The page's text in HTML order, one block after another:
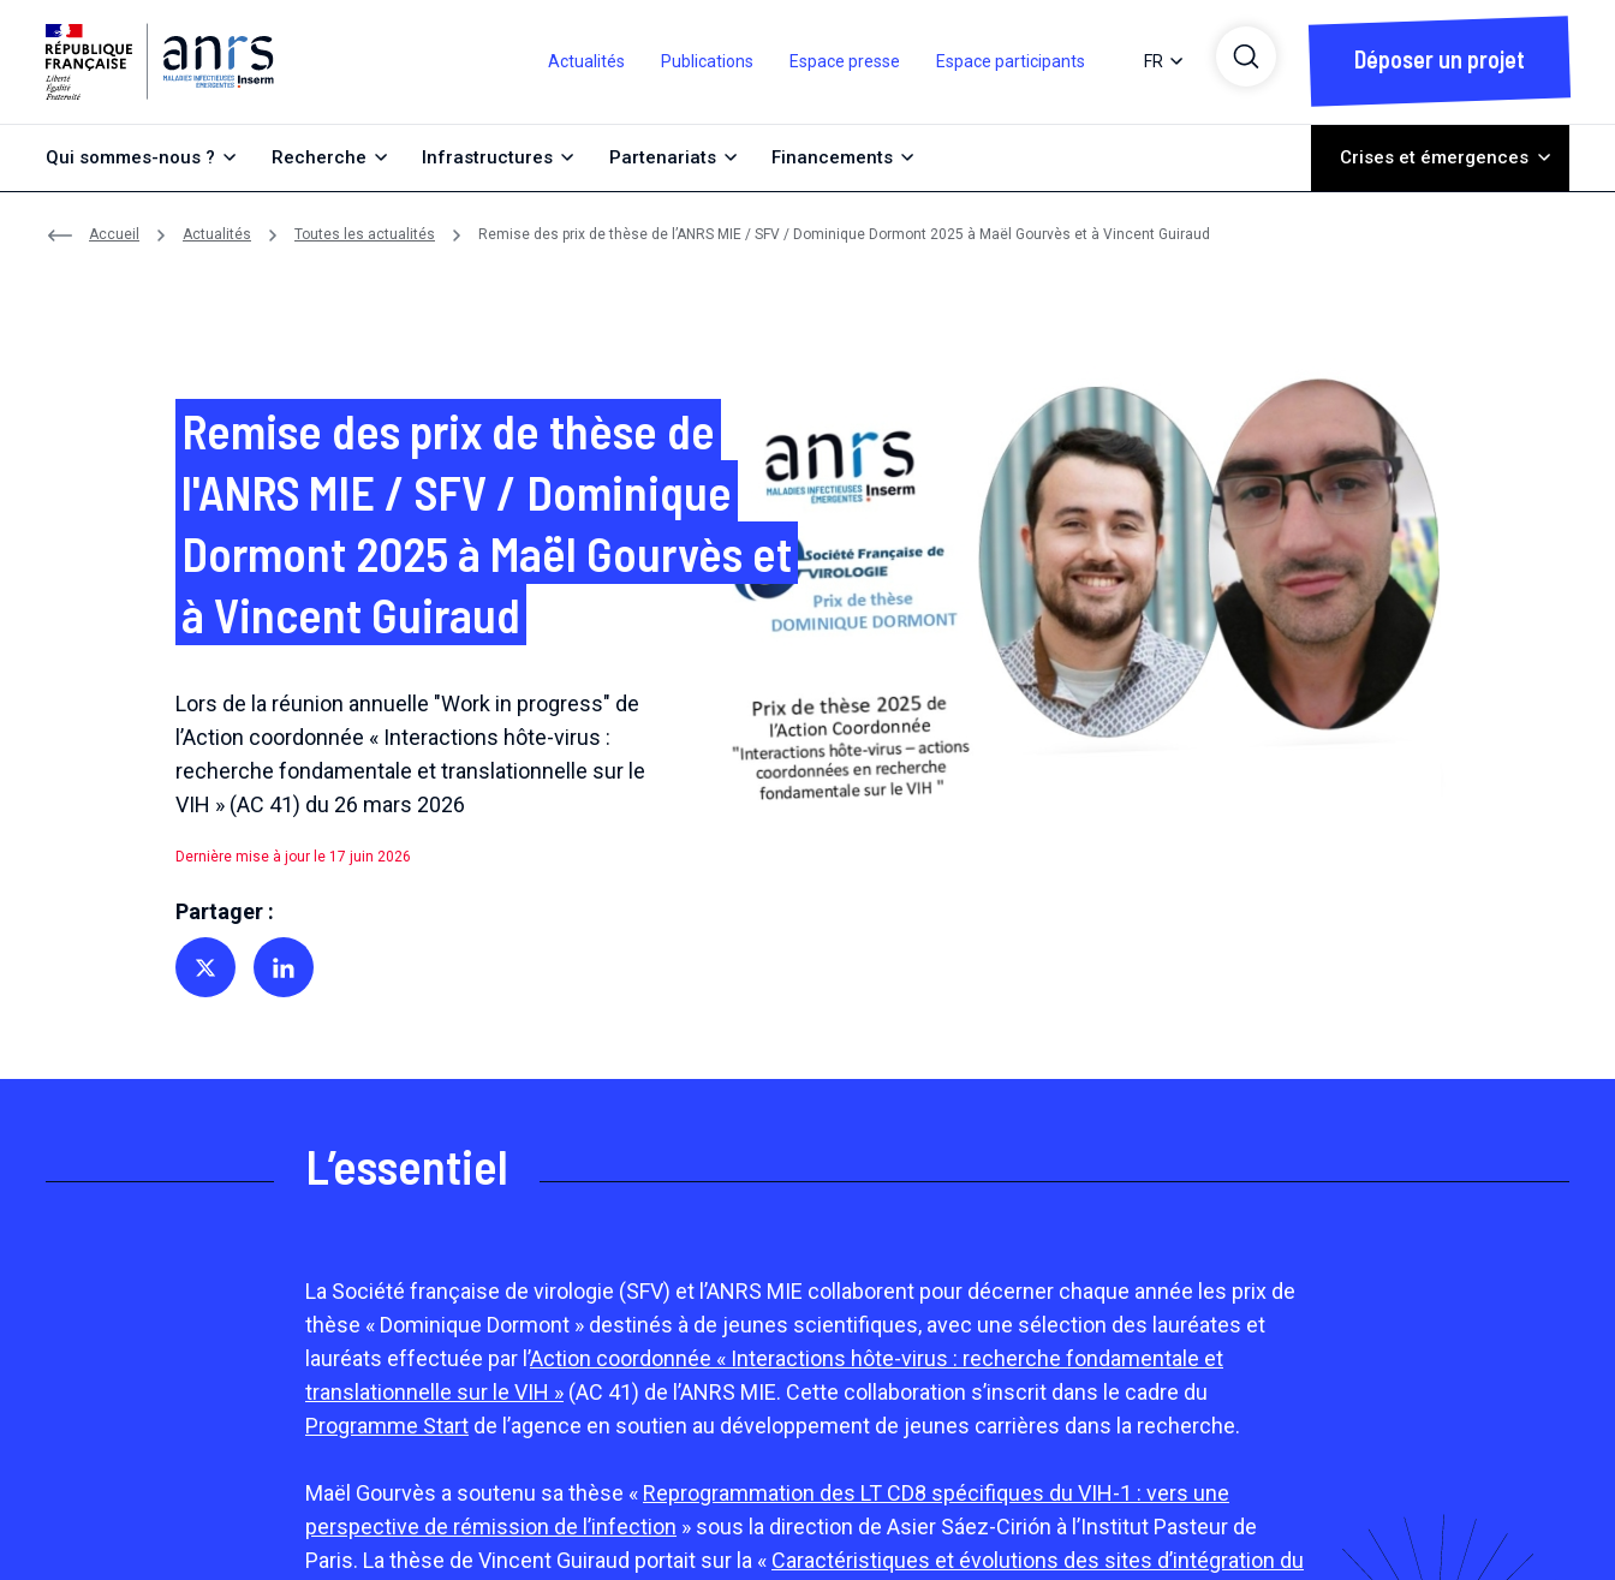
Actualités Publications Espace presse Espace participants FR Déposer un projet
Qui sommes-nous ? Recherche Infrastructures Partenariats Financements Crises et émergences
Accueil Actualités Toutes les actualités Remise des prix de thèse de l’ANRS MIE / SFV / Dominique Dormont 2025 à Maël Gourvès et à Vincent Guiraud
Remise des prix de thèse de
l'ANRS MIE / SFV / Dominique
Dormont 2025 à Maël Gourvès et
à Vincent Guiraud
Lors de la réunion annuelle "Work in progress" de
l’Action coordonnée « Interactions hôte-virus :
recherche fondamentale et translationnelle sur le
VIH » (AC 41) du 26 mars 2026
Dernière mise à jour le 17 juin 2026
Partager :
Partager sur TwitterPartager sur Linkedin
L’essentiel
La Société française de virologie (SFV) et l’ANRS MIE collaborent pour décerner chaque année les prix de
thèse « Dominique Dormont » destinés à de jeunes scientifiques, avec une sélection des lauréates et
lauréats effectuée par l’Action coordonnée « Interactions hôte-virus : recherche fondamentale et
translationnelle sur le VIH » (AC 41) de l’ANRS MIE. Cette collaboration s’inscrit dans le cadre du
Programme Start de l’agence en soutien au développement de jeunes carrières dans la recherche.
Maël Gourvès a soutenu sa thèse « Reprogrammation des LT CD8 spécifiques du VIH-1 : vers une
perspective de rémission de l’infection » sous la direction de Asier Sáez-Cirión à l’Institut Pasteur de
Paris. La thèse de Vincent Guiraud portait sur la « Caractéristiques et évolutions des sites d’intégration du